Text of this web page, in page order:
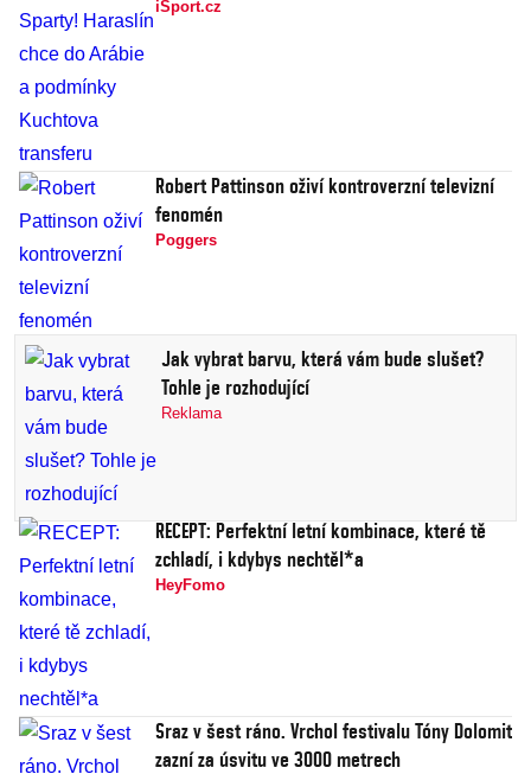
iSport.cz
Robert Pattinson oživí kontroverzní televizní
fenomén
Poggers
Jak vybrat barvu, která vám bude slušet?
Tohle je rozhodující
Reklama
RECEPT: Perfektní letní kombinace, které tě
zchladí, i kdybys nechtěl*a
HeyFomo
Sraz v šest ráno. Vrchol festivalu Tóny Dolomit
zazní za úsvitu ve 3000 metrech